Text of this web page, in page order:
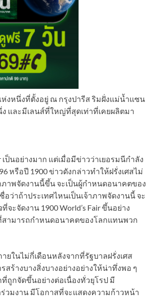
งหนึ่งที่ตั้งอยู่ ณ กรุงปารีส ริมฝั่งแม่น้ำแซน
และมีเลนส์ที่ใหญ่ที่สุดเท่าที่เคยผลิตมา
เป็นอย่างมาก แต่เมื่อมีข่าวว่าเยอรมนีกำลัง
หรือปี 1900 ข่าวดังกล่าวทำให้ฝรั่งเศสไม่
ภาพจัดงานนี้ขึ้น จะเป็นผู้กำหนดอนาคตของ
อว่าถ้าประเทศไหนเป็นเจ้าภาพจัดงานนี้ จะ
ะจัดงาน 1900 World’s Fair ขึ้นอย่าง
สามารถกำหนดอนาคตของโลกแทนพวก
ายในไม่กี่เดือนหลังจากที่รัฐบาลฝรั่งเศส
สร้างบางสิ่งบางอย่างอย่างให้น่าทึ่งพอ ๆ
ที่ถูกจัดขึ้นอย่างต่อเนื่องทั่วยุโรป มี
ร่วมงาน มีโอกาสที่จะแสดงความก้าวหน้า